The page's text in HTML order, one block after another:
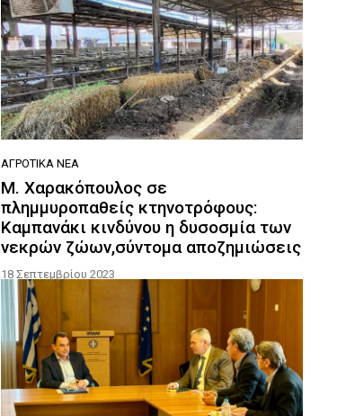
ΑΓΡΟΤΙΚΆ ΝΈΑ
Μ. Χαρακόπουλος σε
πλημμυροπαθείς κτηνοτρόφους:
Καμπανάκι κινδύνου η δυσοσμία των
νεκρών ζώων,σύντομα αποζημιώσεις
18 Σεπτεμβρίου 2023